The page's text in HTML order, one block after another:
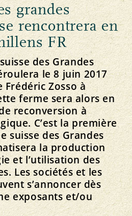
grandes
rencontrera en
FR
des Grandes
le 8 juin 2017
Zosso à
ferme sera alors en
reconversion à
C’est la première
suisse des Grandes
la production
et l’utilisation des
Les sociétés et les
s’annoncer dès
exposants et/ou